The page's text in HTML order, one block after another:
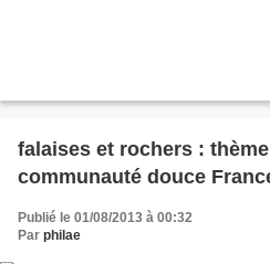
falaises et rochers :
communauté douce
Publié le 01/08/2013 à 00:32
Par philae